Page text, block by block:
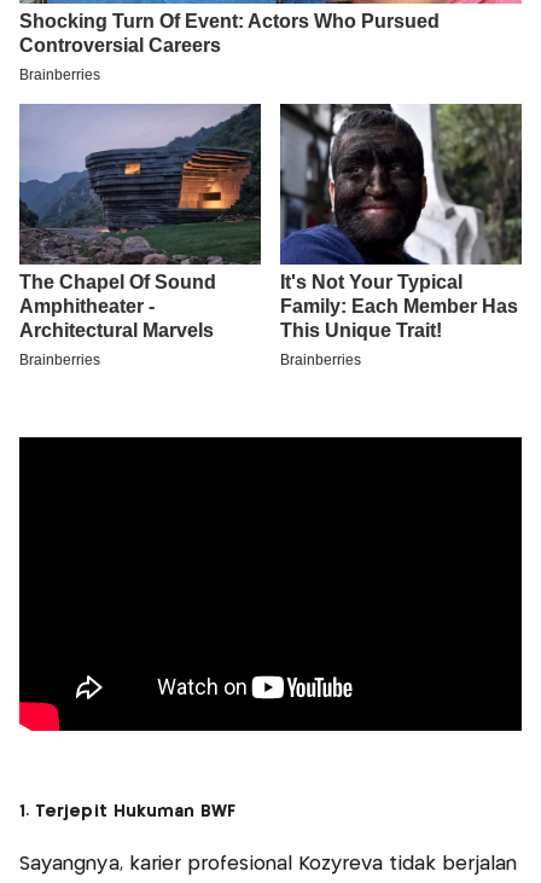
1. Terjepit Hukuman BWF
Sayangnya, karier profesional Kozyreva tidak berjalan